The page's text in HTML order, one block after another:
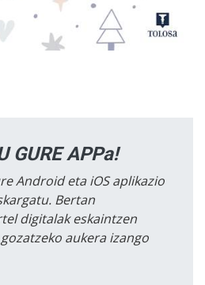
GURE APPa!
Android eta iOS aplikazio
Bertan
digitalak eskaintzen
aukera izango